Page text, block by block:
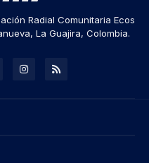
Radial Comunitaria Ecos
La Guajira, Colombia.